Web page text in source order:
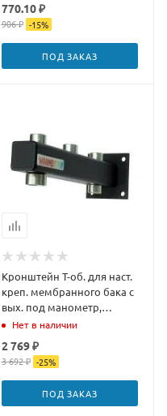
770.10 ₽
906 ₽ -15%
ПОД ЗАКАЗ
Кронштейн Т-об. для наст.
креп. мембранного бака с
вых. под манометр,
воздухоотвод,
Нет в наличии
2 769 ₽
3 692 ₽ -25%
ПОД ЗАКАЗ